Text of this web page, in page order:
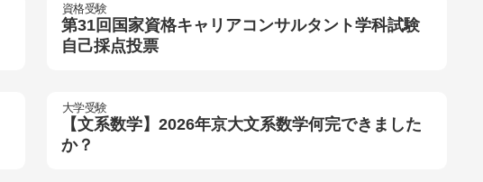
資格受験
第31回国家資格キャリアコンサルタント学科試験
自己採点投票
大学受験
【文系数学】2026年京大文系数学何完できました
か？